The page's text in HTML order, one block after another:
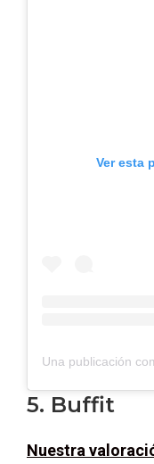
Ver esta
5. Buffit
Nuestra